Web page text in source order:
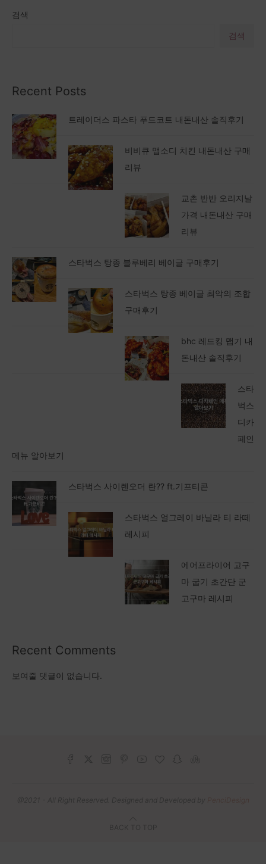
검색
검색
Recent Posts
트레이더스 파스타 푸드코트 내돈내산 솔직후기
비비큐 맵소디 치킨 내돈내산 구매
리뷰
교촌 반반 오리지날
가격 내돈내산 구매
리뷰
스타벅스 탕종 블루베리 베이글 구매후기
스타벅스 탕종 베이글 최악의 조합
구매후기
bhc 레드킹 맵기 내
돈내산 솔직후기
스타
벅스
디카
페인
메뉴 알아보기
스타벅스 사이렌오더 란?? ft.기프티콘
스타벅스 얼그레이 바닐라 티 라떼
레시피
에어프라이어 고구
마 굽기 초간단 군
고구마 레시피
Recent Comments
보여줄 댓글이 없습니다.
@2021 - All Right Reserved. Designed and Developed by
BACK TO TOP